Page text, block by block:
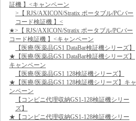
証機 】<キャンペーン
>【 RJS/AXICON/Stratix ポータブル/PCバー
コード検証機 】<
★>【 RJS/AXICON/Stratix ポータブル/PCバー
コード検証機 】<キャンペーン
【医療/医薬品GS1 DataBar検証機シリーズ】
★【医療/医薬品GS1 DataBar検証機シリーズ】
キャンペーン
【医療/医薬品GS1 128検証機シリーズ】
★【医療/医薬品GS1 128検証機シリーズ】キャ
ンペーン
【コンビニ代理収納GS1-128検証機シリー
ズ】
★【コンビニ代理収納GS1-128検証機シリー